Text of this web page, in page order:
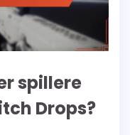
spillere
Drops?